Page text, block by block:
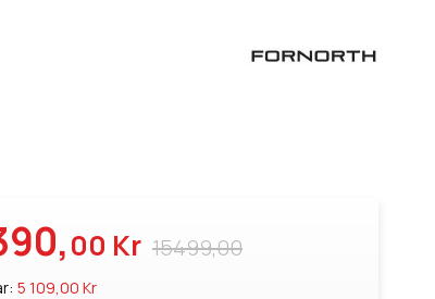
15499,00
00 Kr
5 109,00 Kr